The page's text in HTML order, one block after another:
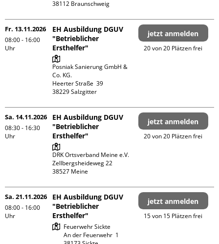
Fr. 13.11.2026
08:00 - 16:00
Uhr
EH Ausbildung DGUV
"Betrieblicher
Ersthelfer"
Posniak Sanierung GmbH &
Co. KG.
Heerter Straße  39
jetzt anmelden
20 von 20 Plätzen frei
Sa. 14.11.2026
08:30 - 16:30
Uhr
EH Ausbildung DGUV
"Betrieblicher
Ersthelfer"
DRK Ortsverband Meine e.V.
Zellbergsheideweg 22
jetzt anmelden
20 von 20 Plätzen frei
Sa. 21.11.2026
08:00 - 16:00
Uhr
EH Ausbildung DGUV
"Betrieblicher
Ersthelfer"
Feuerwehr Sickte
An der Feuerwehr  1
jetzt anmelden
15 von 15 Plätzen frei